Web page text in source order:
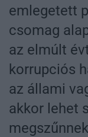
emlegetett
csomag
az elmúlt
korrupciós
az állami
akkor lehet